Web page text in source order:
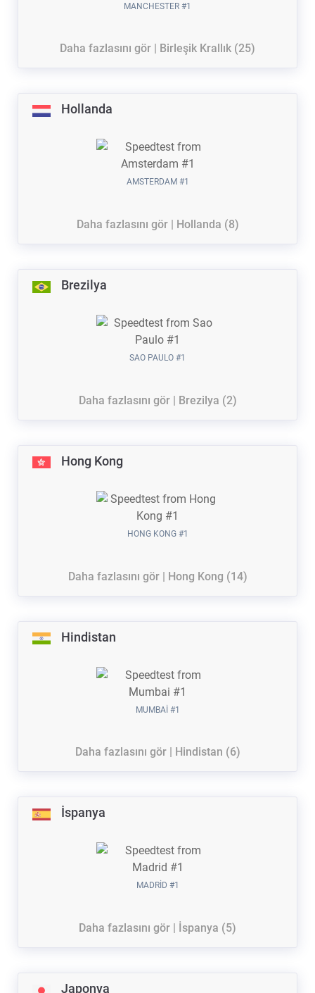
MANCHESTER #1
Daha fazlasını gör | Birleşik Krallık (25)
Hollanda
AMSTERDAM #1
Daha fazlasını gör | Hollanda (8)
Brezilya
SAO PAULO #1
Daha fazlasını gör | Brezilya (2)
Hong Kong
HONG KONG #1
Daha fazlasını gör | Hong Kong (14)
Hindistan
MUMBAI #1
Daha fazlasını gör | Hindistan (6)
İspanya
MADRID #1
Daha fazlasını gör | İspanya (5)
Japonya